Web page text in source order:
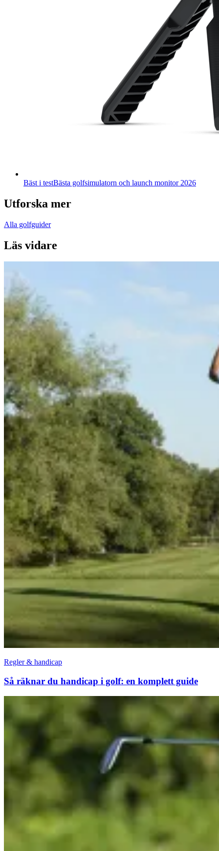
Bäst i testBästa golfsimulatorn och launch monitor 2026
Utforska mer
Alla golfguider
Läs vidare
Regler & handicap
Så räknar du handicap i golf: en komplett guide